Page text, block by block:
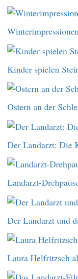
Kinder spielen
Ostern an der
Der Landarzt: Die
Landarzt-
Der Landarzt und
Laura Helfritzsch